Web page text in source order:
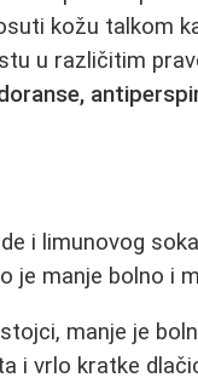
kožu talkom
u različitim
i limunovog
je manje bolno i
manje je
i vrlo kratke